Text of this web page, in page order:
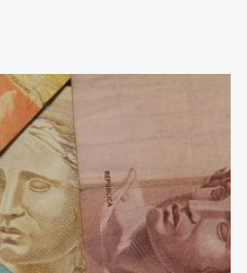
com atividades em